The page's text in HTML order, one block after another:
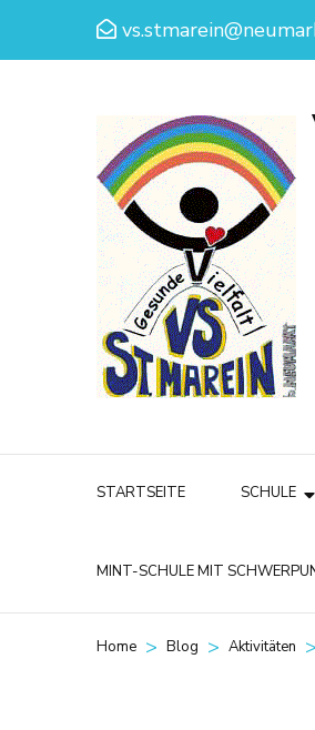
STARTSEITE SCHULE
MINT-SCHULE MIT
Home > Blog > Aktivitäten >